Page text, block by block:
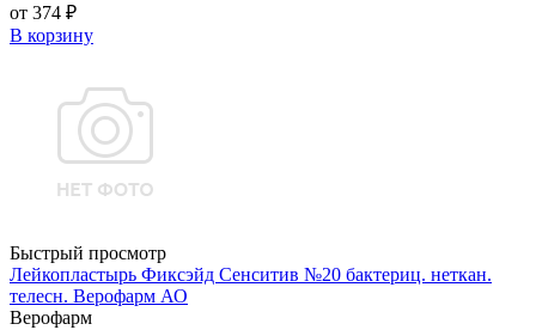
от 374 ₽
В корзину
Быстрый просмотр
Лейкопластырь Фиксэйд Сенситив №20 бактериц. неткан.
телесн. Верофарм АО
Верофарм